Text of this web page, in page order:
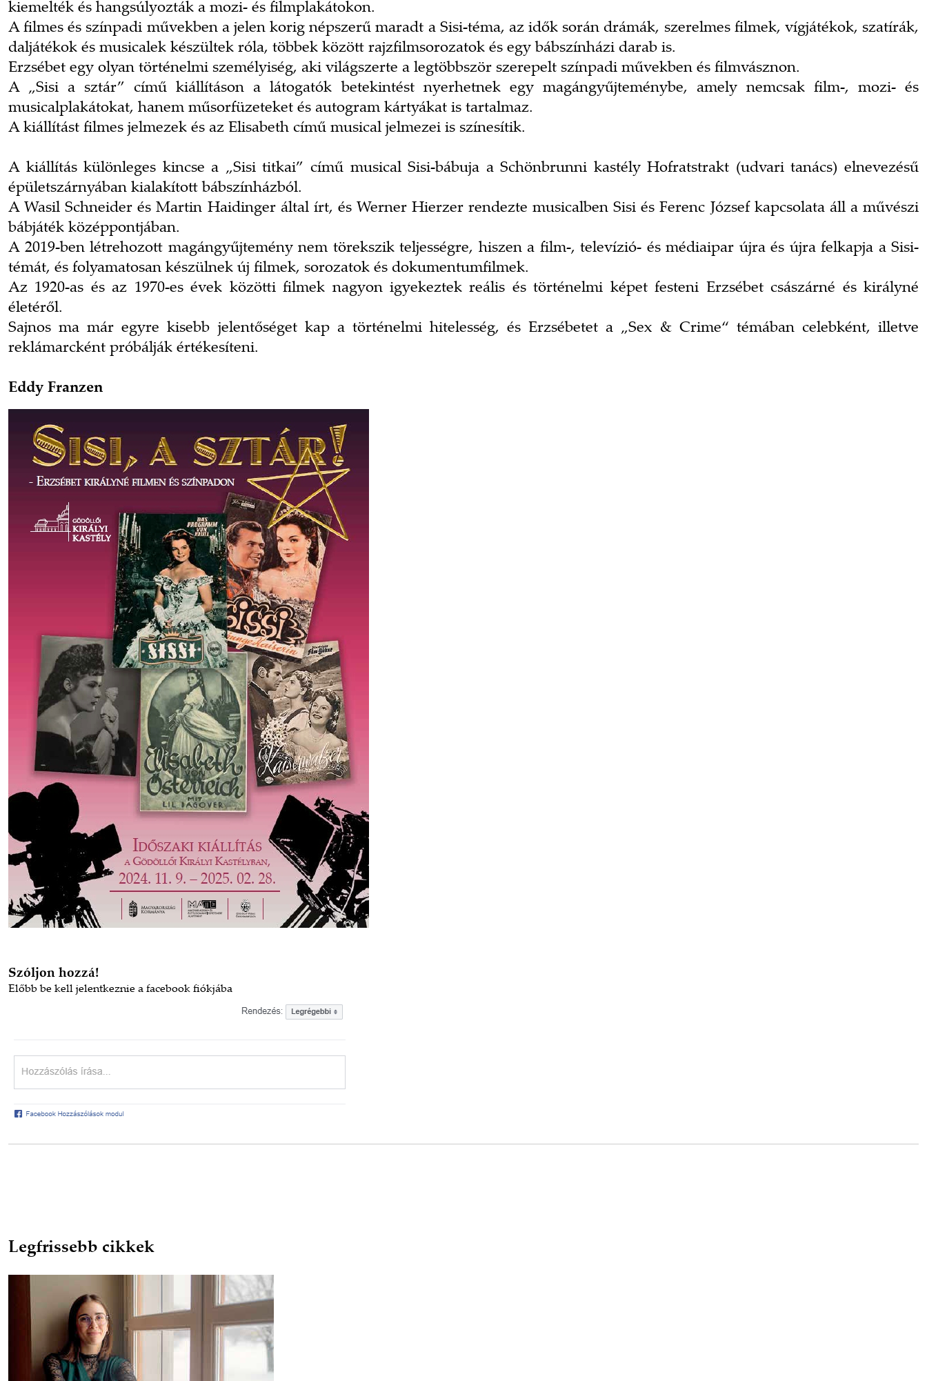
kiemelték és hangsúlyozták a mozi- és filmplakátokon.
A filmes és színpadi művekben a jelen korig népszerű maradt a Sisi-téma, az idők során drámák, szerelmes filmek, vígjátékok, szatírák,
daljátékok és musicalek készültek róla, többek között rajzfilmsorozatok és egy bábszínházi darab is.
Erzsébet egy olyan történelmi személyiség, aki világszerte a legtöbbször szerepelt színpadi művekben és filmvásznon.
A „Sisi a sztár” című kiállításon a látogatók betekintést nyerhetnek egy magángyűjteménybe, amely nemcsak film-, mozi- és
musicalplakátokat, hanem műsorfüzeteket és autogram kártyákat is tartalmaz.
A kiállítást filmes jelmezek és az Elisabeth című musical jelmezei is színesítik.
A kiállítás különleges kincse a „Sisi titkai” című musical Sisi-bábuja a Schönbrunni kastély Hofratstrakt (udvari tanács) elnevezésű
épületszárnyában kialakított bábszínházból.
A Wasil Schneider és Martin Haidinger által írt, és Werner Hierzer rendezte musicalben Sisi és Ferenc József kapcsolata áll a művészi
bábjáték középpontjában.
A 2019-ben létrehozott magángyűjtemény nem törekszik teljességre, hiszen a film-, televízió- és médiaipar újra és újra felkapja a Sisi-
témát, és folyamatosan készülnek új filmek, sorozatok és dokumentumfilmek.
Az 1920-as és az 1970-es évek közötti filmek nagyon igyekeztek reális és történelmi képet festeni Erzsébet császárné és királyné
életéről.
Sajnos ma már egyre kisebb jelentőséget kap a történelmi hitelesség, és Erzsébetet a „Sex & Crime“ témában celebként, illetve
reklámarcként próbálják értékesíteni.
Eddy Franzen
Szóljon hozzá!
Előbbbe kell jelentkeznie a facebook fiókjába
Legfrissebb cikkek